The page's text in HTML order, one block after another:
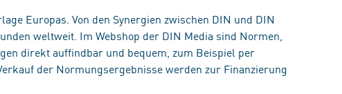
Europas. Von den Synergien zwischen DIN und DIN
weltweit. Im Webshop der DIN Media sind Normen,
direkt auffindbar und bequem, zum Beispiel per
der Normungsergebnisse werden zur Finanzierung